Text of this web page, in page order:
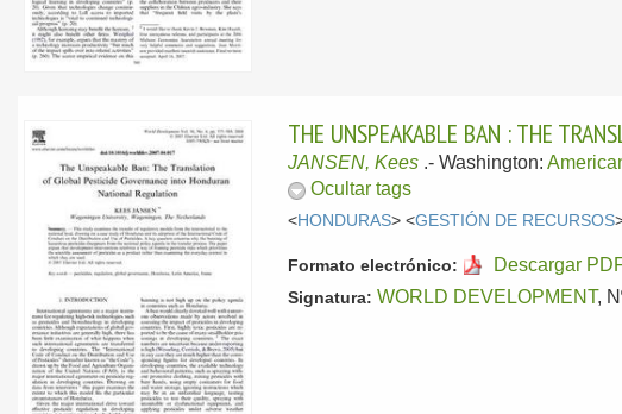
THE UNSPEAKABLE BAN : THE
JANSEN, Kees .-Washington:
Ocultar tags
<HONDURAS> <GESTIÓN DE RECURSOS
Formato electrónico: Descargar
Signatura: WORLD DEVELOPMENT,